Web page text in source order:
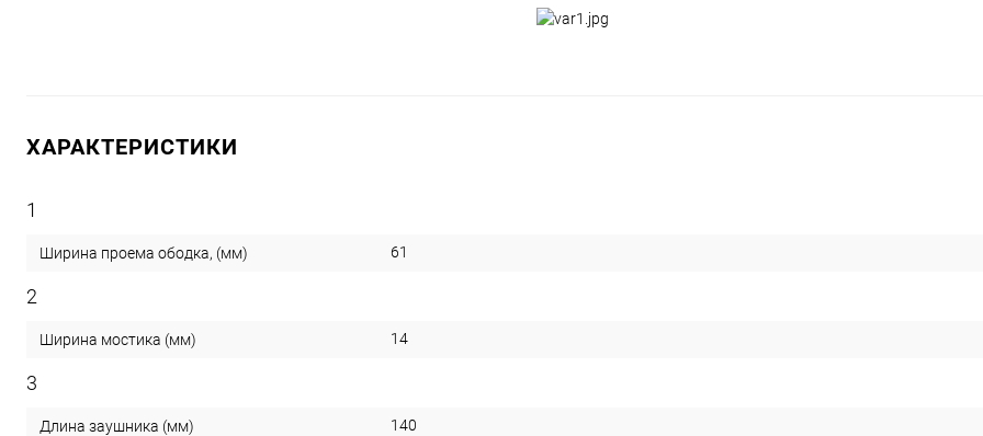
ХАРАКТЕРИСТИКИ
1
Ширина проема ободка, (мм) 61
2
Ширина мостика (мм) 14
3
Длина заушника (мм) 140